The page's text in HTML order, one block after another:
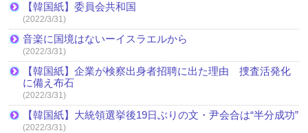
【韓国紙】委員会共和国
(2022/3/31)
音楽に国境はないーイスラエルから
(2022/3/31)
【韓国紙】企業が検察出身者招聘に出た理由 捜査活発化
に備え布石
(2022/3/31)
【韓国紙】大統領選挙後19日ぶりの文・尹会合は“半分成功”
(2022/3/31)